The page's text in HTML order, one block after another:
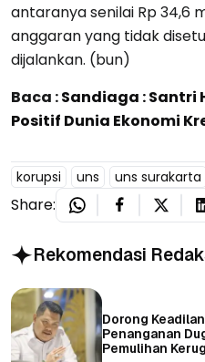
antaranya senilai Rp 34,6
anggaran yang tidak
dijalankan. (bun)
Baca :Sandiaga : Santri
Positif Dunia Ekonomi
korupsi uns uns surakarta
Share:
Rekomendasi
Dorong
Penanganan
Pemulihan